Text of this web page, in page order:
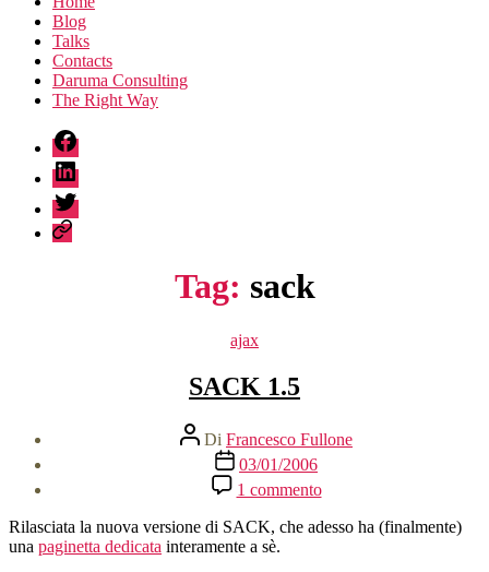
Blog
Talks
Contacts
Daruma Consulting
The Right Way
fb
linkedin
twitter
sessionize
Tag: sack
Categorie
ajax
SACK 1.5
Autore
articolo
Di Francesco Fullone
Data
dell'articolo
03/01/2006
1 commentosu
SACK
1.5
Rilasciata la nuova versione di SACK, che adesso ha (finalmente)
una paginetta dedicata interamente a sè.